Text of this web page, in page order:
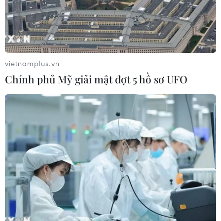
Lãi suất ngân hàng ngày 6/8: Kỳ hạn
3 tháng đang được mức lãi suất tối đa
06/08/2026 00:06
Mỹ phát tín hiệu ủng hộ ổn định
đồng won của Hàn Quốc
Mỹ hoàn trả khoảng 100 tỷ USD thuế
quan sau phán quyết của Tòa án Tối
cao
05/08/2026 22:58
vietnamplus.vn
Chính phủ Mỹ giải mật đợt 5 hồ sơ UFO